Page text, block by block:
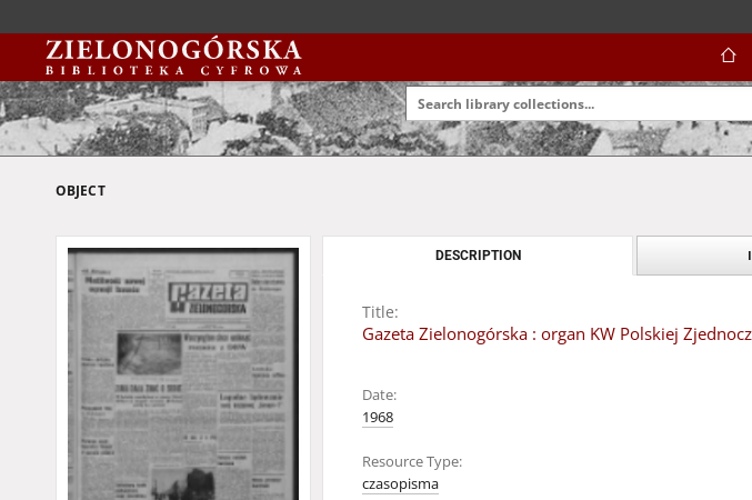
OBJECT
DESCRIPTION
Title:
Gazeta Zielonogórska : organ KW Polskiej
Date:
1968
Resource Type:
czasopisma